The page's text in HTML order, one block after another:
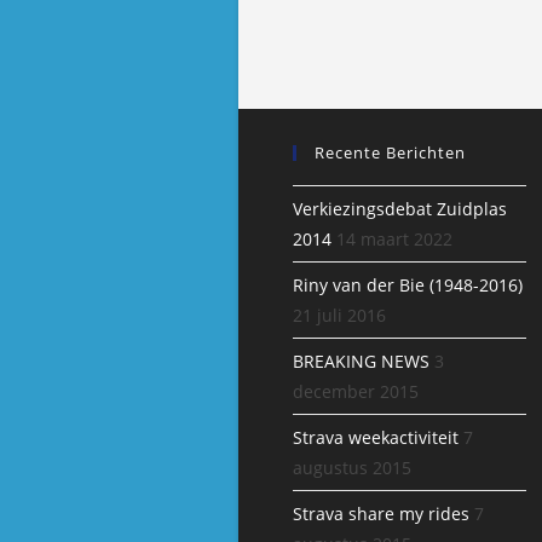
Recente Berichten
Verkiezingsdebat Zuidplas
2014 14 maart 2022
Riny van der Bie (1948-2016)
21 juli 2016
BREAKING NEWS 3
december 2015
Strava weekactiviteit 7
augustus 2015
Strava share my rides 7